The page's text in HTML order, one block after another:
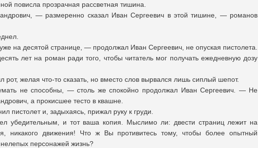
повисла прозрачная рассветная тишина.
— размеренно сказал Иван Сергеевич в этой тишине, — романов
на десятой странице, — продолжал Иван Сергеевич, не опуская пистолета.
лет на роман ради того, чтобы читатель мог получать ежедневную дозу
рот, желая что-то сказать, но вместо слов вырвался лишь сиплый шепот.
не способны, — столь же спокойно продолжал Иван Сергеевич. — Не
а прокисшее тесто в квашне.
пистолет и, задыхаясь, прижал руку к груди.
убедительным, и тот ваша копия. Мыслимо ли: двести страниц лежит на
никакого движения! Что ж Вы противитесь тому, чтобы более опытный
персонажей жизнь?